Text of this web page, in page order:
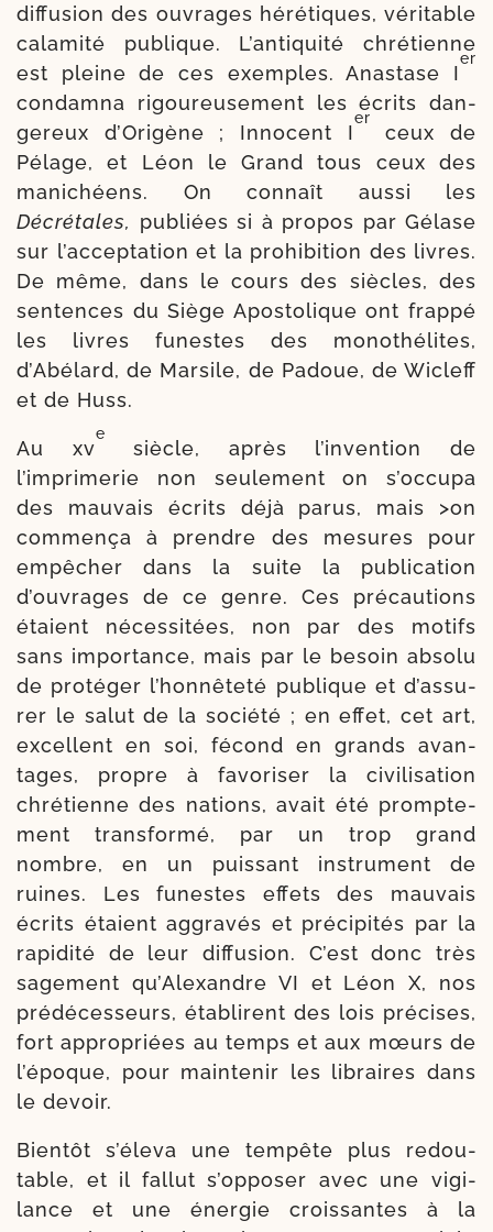
dif­fu­sion des ouvrages héré­tiques, véri­table
cala­mi­té publique. L’antiquité chré­tienne
est pleine de ces exemples. Anastase I
er
condam­na rigou­reu­se­ment les écrits dan­
ge­reux d’Origène ; Innocent I
er
ceux de
Pélage, et Léon le Grand tous ceux des
mani­chéens. On connaît aus­si les
Décrétales, publiées si à pro­pos par Gélase
sur l’acceptation et la pro­hi­bi­tion des livres.
De même, dans le cours des siècles, des
sen­tences du Siège Apostolique ont frap­pé
les livres funestes des mono­thé­lites,
d’Abélard, de Marsile, de Padoue, de Wicleff
et de Huss.
Au xv
e
siècle, après l’invention de
l’imprimerie non seule­ment on s’occupa
des mau­vais écrits déjà parus, mais >on
com­men­ça à prendre des mesures pour
empê­cher dans la suite la publi­ca­tion
d’ouvrages de ce genre. Ces pré­cau­tions
étaient néces­si­tées, non par des motifs
sans impor­tance, mais par le besoin abso­lu
de pro­té­ger l’hon­nê­te­té publique et d’as­su­
rer le salut de la socié­té ; en effet, cet art,
excellent en soi, fécond en grands avan­
tages, propre à favo­ri­ser la civi­li­sa­tion
chré­tienne des nations, avait été promp­te­
ment trans­for­mé, par un trop grand
nombre, en un puis­sant ins­tru­ment de
ruines. Les funestes effets des mau­vais
écrits étaient aggra­vés et préci­pités par la
rapi­di­té de leur dif­fu­sion. C’est donc très
sage­ment qu’Alexandre VI et Léon X, nos
pré­dé­ces­seurs, éta­blirent des lois pré­cises,
fort appro­priées au temps et aux mœurs de
l’époque, pour main­te­nir les libraires dans
le devoir.
Bientôt s’éleva une tem­pête plus redou­
table, et il fal­lut s’opposer avec une vigi­
lance et une éner­gie crois­santes à la